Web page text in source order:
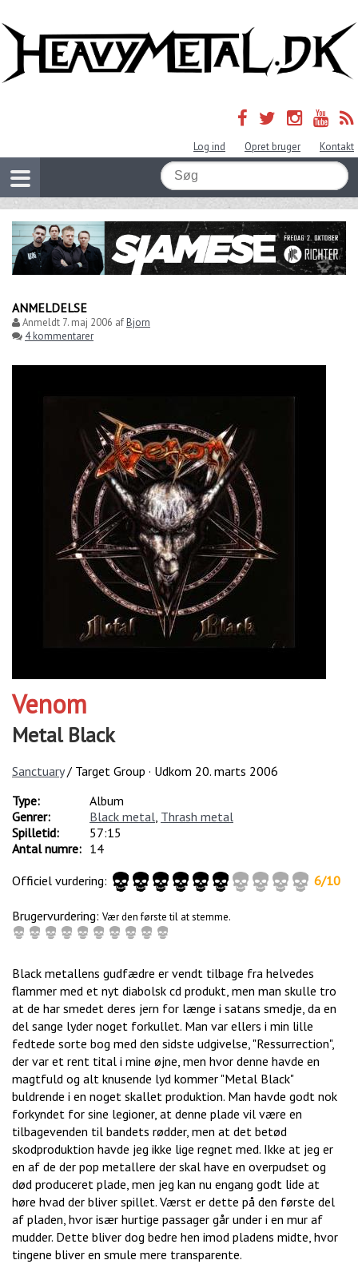
Log ind Opret bruger Kontakt
ANMELDELSE
Anmeldt 7. maj 2006 afBjorn
4 kommentarer
Venom
Metal Black
Sanctuary / Target Group · Udkom 20. marts 2006
Type:
Album
Genrer:
Black metal Thrash metal
Spilletid:
57:15
Antal numre: 14
Officiel vurdering:
6/10
Brugervurdering: Vær den første til at stemme.
Black metallens gudfædre er vendt tilbage fra helvedes
flammer med et nyt diabolsk cd produkt, men man skulle tro
at de har smedet deres jern for længe i satans smedje, da en
del sange lyder noget forkullet. Man var ellers i min lille
fedtede sorte bog med den sidste udgivelse, "Ressurrection",
der var et rent tital i mine øjne, men hvor denne havde en
magtfuld og alt knusende lyd kommer "Metal Black"
buldrende i en noget skallet produktion. Man havde godt nok
forkyndet for sine legioner, at denne plade vil være en
tilbagevenden til bandets rødder, men at det betød
skodproduktion havde jeg ikke lige regnet med. Ikke at jeg er
en af de der pop metallere der skal have en overpudset og
død produceret plade, men jeg kan nu engang godt lide at
høre hvad der bliver spillet. Værst er dette på den første del
af pladen, hvor især hurtige passager går under i en mur af
mudder. Dette bliver dog bedre hen imod pladens midte, hvor
tingene bliver en smule mere transparente.